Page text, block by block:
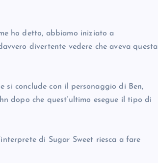
ho detto, abbiamo iniziato a
divertente vedere che aveva questa
si conclude con il personaggio di Ben,
dopo che quest’ultimo esegue il tipo di
di Sugar Sweet riesca a fare